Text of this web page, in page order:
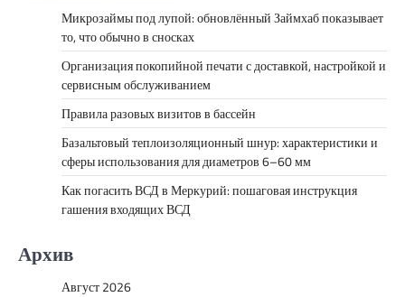
Микрозаймы под лупой: обновлённый Займхаб показывает
то, что обычно в сносках
Организация покопийной печати с доставкой, настройкой и
сервисным обслуживанием
Правила разовых визитов в бассейн
Базальтовый теплоизоляционный шнур: характеристики и
сферы использования для диаметров 6–60 мм
Как погасить ВСД в Меркурий: пошаговая инструкция
гашения входящих ВСД
Архив
Август 2026